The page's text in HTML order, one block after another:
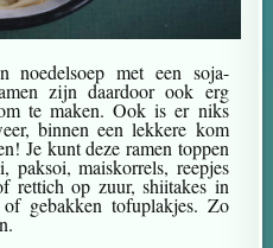
noedelsoep met een soja-
zijn daardoor ook erg
te maken. Ook is er niks
binnen een lekkere kom
Je kunt deze ramen toppen
paksoi, maiskorrels, reepjes
rettich op zuur, shiitakes in
gebakken tofuplakjes. Zo